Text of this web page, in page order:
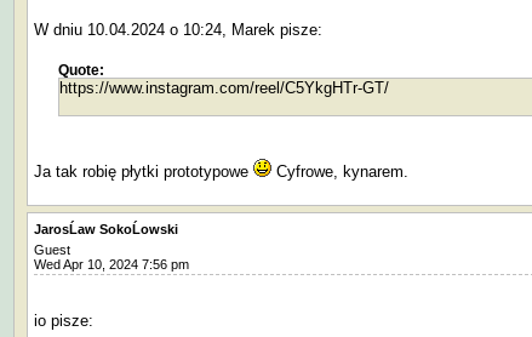
W dniu 10.04.2024 o 10:24, Marek pisze:
Quote:
https://www.instagram.com/reel/C5YkgHTr-GT/
Ja tak robię płytki prototypowe Cyfrowe, kynarem.
JarosĹaw SokoĹowski
Guest
Wed Apr 10, 2024 7:56 pm
io pisze: